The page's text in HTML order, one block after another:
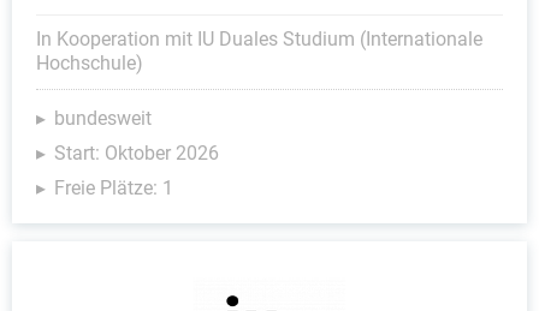
In Kooperation mit IU Duales Studium (Internationale
Hochschule)
bundesweit
Start: Oktober 2026
Freie Plätze: 1